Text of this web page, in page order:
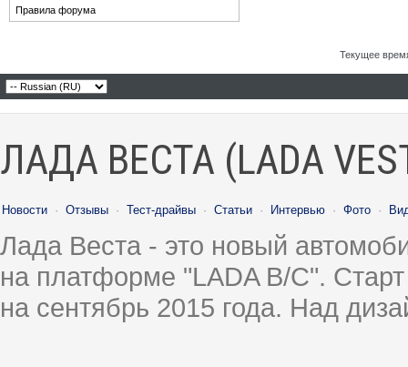
Правила форума
Текущее
ЛАДА ВЕСТА (LADA
Новости · Отзывы · Тест-драйвы · Статьи · Интервью · Фото ·
Лада Веста - это новый
на платформе "LADA B/C".
на сентябрь 2015 года. Над